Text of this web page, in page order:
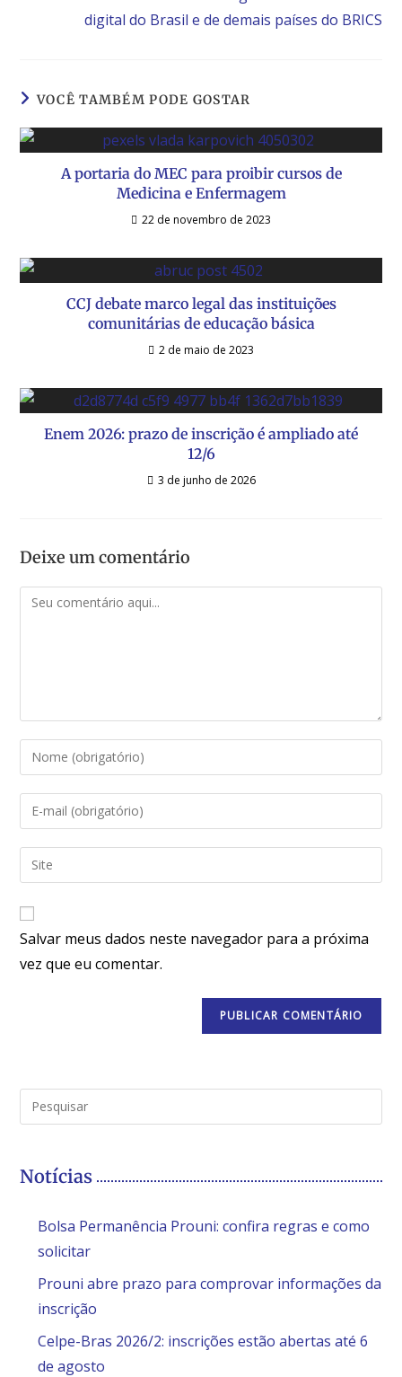
digital do Brasil e de demais países do BRICS
VOCÊ TAMBÉM PODE GOSTAR
A portaria do MEC para proibir cursos de
Medicina e Enfermagem
22 de novembro de 2023
CCJ debate marco legal das instituições
comunitárias de educação básica
2 de maio de 2023
Enem 2026: prazo de inscrição é ampliado até
12/6
3 de junho de 2026
Deixe um comentário
Salvar meus dados neste navegador para a próxima
vez que eu comentar.
Notícias
Bolsa Permanência Prouni: confira regras e como
solicitar
Prouni abre prazo para comprovar informações da
inscrição
Celpe-Bras 2026/2: inscrições estão abertas até 6
de agosto